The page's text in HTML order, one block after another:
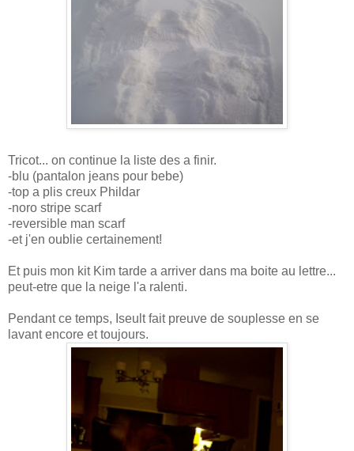
Tricot... on continue la liste des a finir.
-blu (pantalon jeans pour bebe)
-top a plis creux Phildar
-noro stripe scarf
-reversible man scarf
-et j'en oublie certainement!
Et puis mon kit Kim tarde a arriver dans ma boite au lettre...
peut-etre que la neige l'a ralenti.
Pendant ce temps, Iseult fait preuve de souplesse en se
lavant encore et toujours.